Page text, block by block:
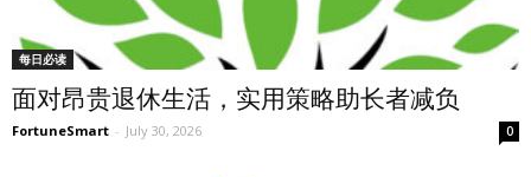
每日必读
面对昂贵退休生活，实用策略助长者减负
FortuneSmart - July 30, 2026 0